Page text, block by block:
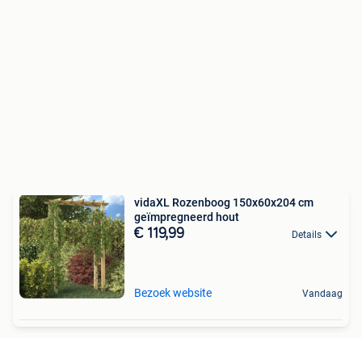
vidaXL Rozenboog 150x60x204 cm
geïmpregneerd hout
€ 119,99 Details
Bezoek website Vandaag